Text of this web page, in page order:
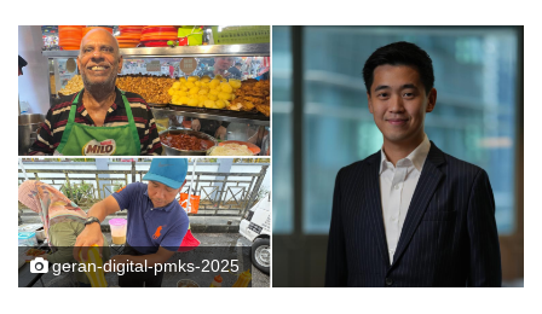
geran-digital-pmks-2025